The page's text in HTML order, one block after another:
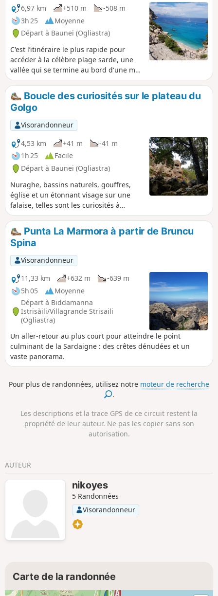
6,97 km
+510 m
-508 m
3h 25
Moyenne
Départ à Baunei (Ogliastra)
C'est l’itinéraire le plus rapide pour
accéder à la célèbre plage sarde, une
vallée qui se termine au bord d'une mer
de carte postale.
Boucle des curiosités sur le plateau du
Golgo
Visorandonneur
4,53 km
+41 m
-41 m
1h 25
Facile
Départ à Baunei (Ogliastra)
Nuraghe, bassins naturels, gouffres,
église et un étonnant visage sur une
falaise, telles sont les curiosités à
découvrir au cours d'une balade facile
dans un environnement sauvage, parmi
les cochons et les ânes en liberté. Peu
couru et reposant après l’aller-retour à
Cala Goritze qui attire la plupart des
randonneurs.
Punta La Marmora à partir de Bruncu
Spina
Visorandonneur
11,33 km
+632 m
-639 m
5h 05
Moyenne
Départ à Biddamanna
Istrisàili/Villagrande Strisaili
(Ogliastra)
Un aller-retour au plus court pour atteindre le point
culminant de la Sardaigne : des crêtes dénudées et un
vaste panorama.
Pour plus de randonnées, utilisez notre moteur de recherche
.
Les descriptions et la trace GPS de ce circuit restent la
propriété de leur auteur. Ne pas les copier sans son
autorisation.
AUTEUR
nikoyes
5 Randonnées
Visorandonneur
Carte de la randonnée